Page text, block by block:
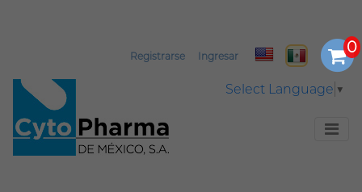
Registrarse Ingresar
Select Language ▼